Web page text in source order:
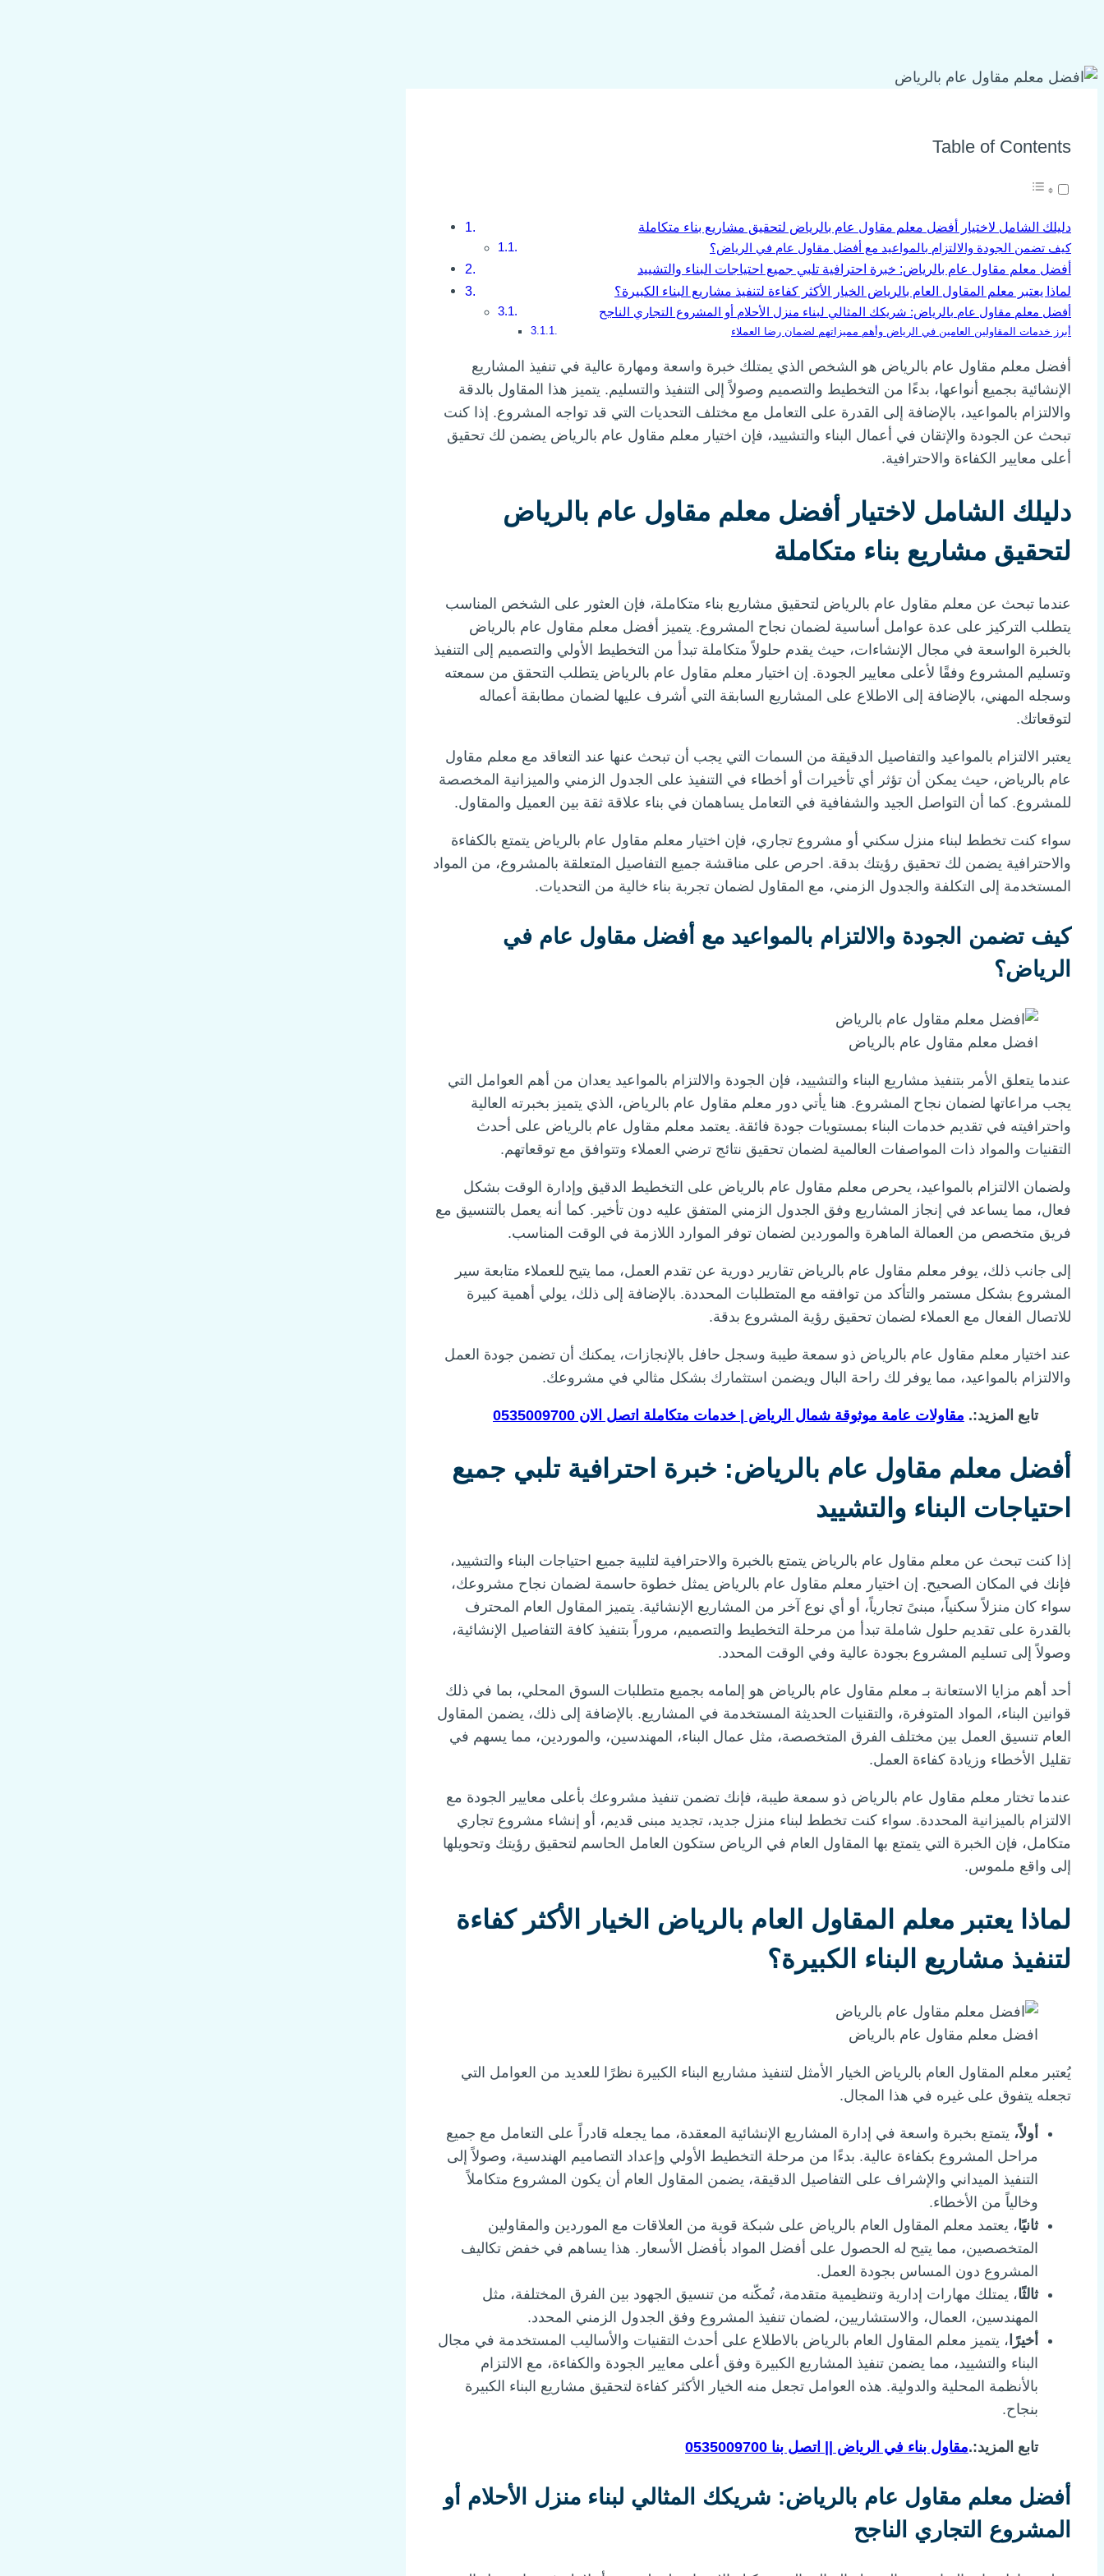
Table of Contents
دليلك الشامل لاختيار أفضل معلم مقاول عام بالرياض لتحقيق مشاريع بناء متكاملة
كيف تضمن الجودة والالتزام بالمواعيد مع أفضل مقاول عام في الرياض؟
أفضل معلم مقاول عام بالرياض: خبرة احترافية تلبي جميع احتياجات البناء والتشييد
لماذا يعتبر معلم المقاول العام بالرياض الخيار الأكثر كفاءة لتنفيذ مشاريع البناء الكبيرة؟
أفضل معلم مقاول عام بالرياض: شريكك المثالي لبناء منزل الأحلام أو المشروع التجاري الناجح
أبرز خدمات المقاولين العامين في الرياض وأهم مميزاتهم لضمان رضا العملاء
أفضل معلم مقاول عام بالرياض هو الشخص الذي يمتلك خبرة واسعة ومهارة عالية في تنفيذ المشاريع
الإنشائية بجميع أنواعها، بدءًا من التخطيط والتصميم وصولاً إلى التنفيذ والتسليم. يتميز هذا المقاول بالدقة
والالتزام بالمواعيد، بالإضافة إلى القدرة على التعامل مع مختلف التحديات التي قد تواجه المشروع. إذا كنت
تبحث عن الجودة والإتقان في أعمال البناء والتشييد، فإن اختيار معلم مقاول عام بالرياض يضمن لك تحقيق
أعلى معايير الكفاءة والاحترافية.
دليلك الشامل لاختيار أفضل معلم مقاول عام بالرياض
لتحقيق مشاريع بناء متكاملة
عندما تبحث عن معلم مقاول عام بالرياض لتحقيق مشاريع بناء متكاملة، فإن العثور على الشخص المناسب
يتطلب التركيز على عدة عوامل أساسية لضمان نجاح المشروع. يتميز أفضل معلم مقاول عام بالرياض
بالخبرة الواسعة في مجال الإنشاءات، حيث يقدم حلولاً متكاملة تبدأ من التخطيط الأولي والتصميم إلى التنفيذ
وتسليم المشروع وفقًا لأعلى معايير الجودة. إن اختيار معلم مقاول عام بالرياض يتطلب التحقق من سمعته
وسجله المهني، بالإضافة إلى الاطلاع على المشاريع السابقة التي أشرف عليها لضمان مطابقة أعماله
لتوقعاتك.
يعتبر الالتزام بالمواعيد والتفاصيل الدقيقة من السمات التي يجب أن تبحث عنها عند التعاقد مع معلم مقاول
عام بالرياض، حيث يمكن أن تؤثر أي تأخيرات أو أخطاء في التنفيذ على الجدول الزمني والميزانية المخصصة
للمشروع. كما أن التواصل الجيد والشفافية في التعامل يساهمان في بناء علاقة ثقة بين العميل والمقاول.
سواء كنت تخطط لبناء منزل سكني أو مشروع تجاري، فإن اختيار معلم مقاول عام بالرياض يتمتع بالكفاءة
والاحترافية يضمن لك تحقيق رؤيتك بدقة. احرص على مناقشة جميع التفاصيل المتعلقة بالمشروع، من المواد
المستخدمة إلى التكلفة والجدول الزمني، مع المقاول لضمان تجربة بناء خالية من التحديات.
كيف تضمن الجودة والالتزام بالمواعيد مع أفضل مقاول عام في
الرياض؟
افضل معلم مقاول عام بالرياض
عندما يتعلق الأمر بتنفيذ مشاريع البناء والتشييد، فإن الجودة والالتزام بالمواعيد يعدان من أهم العوامل التي
يجب مراعاتها لضمان نجاح المشروع. هنا يأتي دور معلم مقاول عام بالرياض، الذي يتميز بخبرته العالية
واحترافيته في تقديم خدمات البناء بمستويات جودة فائقة. يعتمد معلم مقاول عام بالرياض على أحدث
التقنيات والمواد ذات المواصفات العالمية لضمان تحقيق نتائج ترضي العملاء وتتوافق مع توقعاتهم.
ولضمان الالتزام بالمواعيد، يحرص معلم مقاول عام بالرياض على التخطيط الدقيق وإدارة الوقت بشكل
فعال، مما يساعد في إنجاز المشاريع وفق الجدول الزمني المتفق عليه دون تأخير. كما أنه يعمل بالتنسيق مع
فريق متخصص من العمالة الماهرة والموردين لضمان توفر الموارد اللازمة في الوقت المناسب.
إلى جانب ذلك، يوفر معلم مقاول عام بالرياض تقارير دورية عن تقدم العمل، مما يتيح للعملاء متابعة سير
المشروع بشكل مستمر والتأكد من توافقه مع المتطلبات المحددة. بالإضافة إلى ذلك، يولي أهمية كبيرة
للاتصال الفعال مع العملاء لضمان تحقيق رؤية المشروع بدقة.
عند اختيار معلم مقاول عام بالرياض ذو سمعة طيبة وسجل حافل بالإنجازات، يمكنك أن تضمن جودة العمل
والالتزام بالمواعيد، مما يوفر لك راحة البال ويضمن استثمارك بشكل مثالي في مشروعك.
تابع المزيد:. مقاولات عامة موثوقة شمال الرياض | خدمات متكاملة اتصل الان 0535009700
أفضل معلم مقاول عام بالرياض: خبرة احترافية تلبي جميع
احتياجات البناء والتشييد
إذا كنت تبحث عن معلم مقاول عام بالرياض يتمتع بالخبرة والاحترافية لتلبية جميع احتياجات البناء والتشييد،
فإنك في المكان الصحيح. إن اختيار معلم مقاول عام بالرياض يمثل خطوة حاسمة لضمان نجاح مشروعك،
سواء كان منزلاً سكنياً، مبنىً تجارياً، أو أي نوع آخر من المشاريع الإنشائية. يتميز المقاول العام المحترف
بالقدرة على تقديم حلول شاملة تبدأ من مرحلة التخطيط والتصميم، مروراً بتنفيذ كافة التفاصيل الإنشائية،
وصولاً إلى تسليم المشروع بجودة عالية وفي الوقت المحدد.
أحد أهم مزايا الاستعانة بـ معلم مقاول عام بالرياض هو إلمامه بجميع متطلبات السوق المحلي، بما في ذلك
قوانين البناء، المواد المتوفرة، والتقنيات الحديثة المستخدمة في المشاريع. بالإضافة إلى ذلك، يضمن المقاول
العام تنسيق العمل بين مختلف الفرق المتخصصة، مثل عمال البناء، المهندسين، والموردين، مما يسهم في
تقليل الأخطاء وزيادة كفاءة العمل.
عندما تختار معلم مقاول عام بالرياض ذو سمعة طيبة، فإنك تضمن تنفيذ مشروعك بأعلى معايير الجودة مع
الالتزام بالميزانية المحددة. سواء كنت تخطط لبناء منزل جديد، تجديد مبنى قديم، أو إنشاء مشروع تجاري
متكامل، فإن الخبرة التي يتمتع بها المقاول العام في الرياض ستكون العامل الحاسم لتحقيق رؤيتك وتحويلها
إلى واقع ملموس.
لماذا يعتبر معلم المقاول العام بالرياض الخيار الأكثر كفاءة
لتنفيذ مشاريع البناء الكبيرة؟
افضل معلم مقاول عام بالرياض
يُعتبر معلم المقاول العام بالرياض الخيار الأمثل لتنفيذ مشاريع البناء الكبيرة نظرًا للعديد من العوامل التي
تجعله يتفوق على غيره في هذا المجال.
أولاً، يتمتع بخبرة واسعة في إدارة المشاريع الإنشائية المعقدة، مما يجعله قادراً على التعامل مع جميع
مراحل المشروع بكفاءة عالية. بدءًا من مرحلة التخطيط الأولي وإعداد التصاميم الهندسية، وصولاً إلى
التنفيذ الميداني والإشراف على التفاصيل الدقيقة، يضمن المقاول العام أن يكون المشروع متكاملاً
وخالياً من الأخطاء.
ثانيًا، يعتمد معلم المقاول العام بالرياض على شبكة قوية من العلاقات مع الموردين والمقاولين
المتخصصين، مما يتيح له الحصول على أفضل المواد بأفضل الأسعار. هذا يساهم في خفض تكاليف
المشروع دون المساس بجودة العمل.
ثالثًا، يمتلك مهارات إدارية وتنظيمية متقدمة، تُمكّنه من تنسيق الجهود بين الفرق المختلفة، مثل
المهندسين، العمال، والاستشاريين، لضمان تنفيذ المشروع وفق الجدول الزمني المحدد.
أخيرًا ، يتميز معلم المقاول العام بالرياض بالاطلاع على أحدث التقنيات والأساليب المستخدمة في مجال
البناء والتشييد، مما يضمن تنفيذ المشاريع الكبيرة وفق أعلى معايير الجودة والكفاءة، مع الالتزام
بالأنظمة المحلية والدولية. هذه العوامل تجعل منه الخيار الأكثر كفاءة لتحقيق مشاريع البناء الكبيرة
بنجاح.
تابع المزيد:.مقاول بناء في الرياض || اتصل بنا 0535009700
أفضل معلم مقاول عام بالرياض: شريكك المثالي لبناء منزل الأحلام أو
المشروع التجاري الناجح